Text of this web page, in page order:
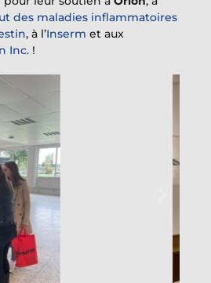
des maladies inflammatoires
, à l’Inserm et aux
Inc. !